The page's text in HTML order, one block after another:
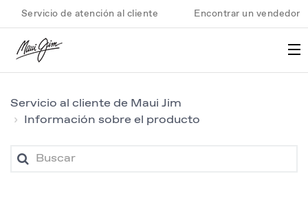
Servicio de atención al cliente Encontrar un vendedor
Servicio al cliente de Maui Jim
Información sobre el producto